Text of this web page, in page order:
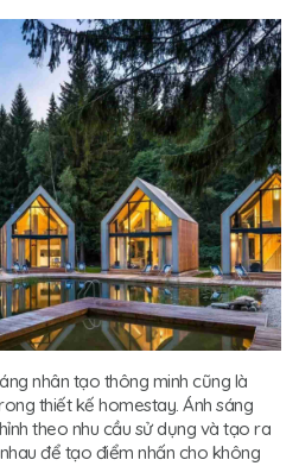
nhân tạo thông minh cũng là
thiết kế homestay. Ánh sáng
theo nhu cầu sử dụng và tạo ra
để tạo điểm nhấn cho không